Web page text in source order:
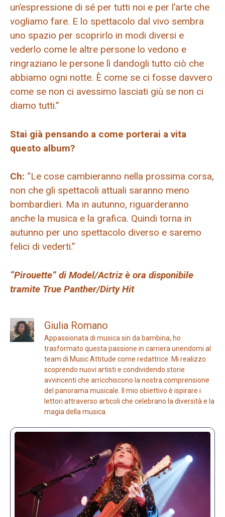
un’espressione di sé per tutti noi e per l’arte che
vogliamo fare. E lo spettacolo dal vivo sembra
uno spazio per scoprirlo in modi diversi e
vederlo come le altre persone lo vedono e
ringraziano le persone lì dandogli tutto ciò che
abbiamo ogni notte. È come se ci fosse davvero
come se non ci avessimo lasciati giù se non ci
diamo tutti.”
Stai già pensando a come porterai a vita
questo album?
Ch: “Le cose cambieranno nella prossima corsa,
non che gli spettacoli attuali saranno meno
bombardieri. Ma in autunno, riguarderanno
anche la musica e la grafica. Quindi torna in
autunno per uno spettacolo diverso e saremo
felici di vederti.”
“Pirouette” di Model/Actriz è ora disponibile
tramite True Panther/Dirty Hit
Giulia Romano
Appassionata di musica sin da bambina, ho
trasformato questa passione in carriera unendomi al
team di Music Attitude come redattrice. Mi realizzo
scoprendo nuovi artisti e condividendo storie
avvincenti che arricchiscono la nostra comprensione
del panorama musicale. Il mio obiettivo è ispirare i
lettori attraverso articoli che celebrano la diversità e la
magia della musica.